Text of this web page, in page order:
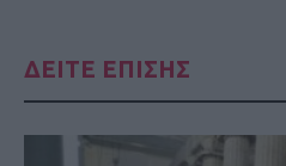
ΔΕΙΤΕ ΕΠΙΣΗΣ